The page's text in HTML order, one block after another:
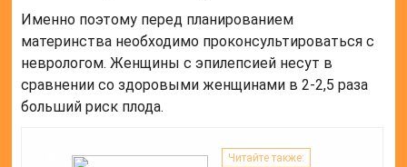
Именно поэтому перед планированием
материнства необходимо проконсультироваться с
неврологом. Женщины с эпилепсией несут в
сравнении со здоровыми женщинами в 2-2,5 раза
больший риск плода.
Читайте также: